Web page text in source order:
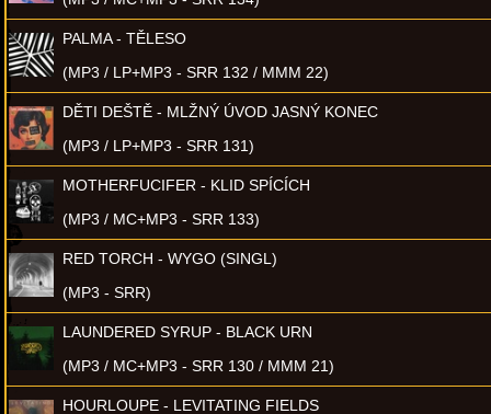
PALMA - TĚLESO
(MP3 / LP+MP3 - SRR 132 / MMM 22)
DĚTI DEŠTĚ - MLŽNÝ ÚVOD JASNÝ KONEC
(MP3 / LP+MP3 - SRR 131)
MOTHERFUCIFER - KLID SPÍCÍCH
(MP3 / MC+MP3 - SRR 133)
RED TORCH - WYGO (SINGL)
(MP3 - SRR)
LAUNDERED SYRUP - BLACK URN
(MP3 / MC+MP3 - SRR 130 / MMM 21)
HOURLOUPE - LEVITATING FIELDS